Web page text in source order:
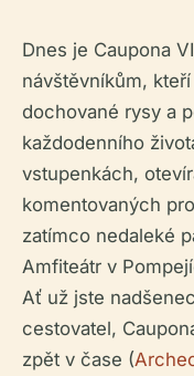
Dnes je Caupona
návštěvníkům,
dochované rysy a
každodenního
vstupenkách,
komentovaných
zatímco nedaleké
Amfiteátr v
Ať už jste
cestovatel,
zpět v čase (